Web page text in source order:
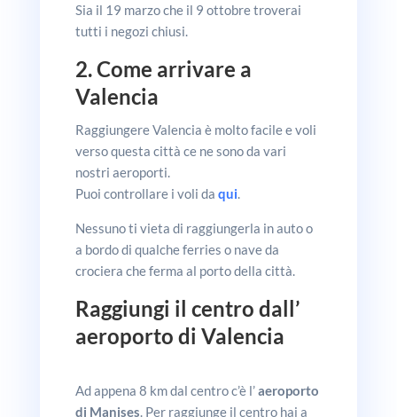
Sia il 19 marzo che il 9 ottobre troverai
tutti i negozi chiusi.
2. Come arrivare a
Valencia
Raggiungere Valencia è molto facile e voli
verso questa città ce ne sono da vari
nostri aeroporti.
Puoi controllare i voli da qui
Nessuno ti vieta di raggiungerla in auto o
a bordo di qualche ferries o nave da
crociera che ferma al porto della città.
Raggiungi il centro dall’
aeroporto di Valencia
Ad appena 8 km dal centro c’è l’aeroporto
di Manises . Per raggiunge il centro hai a